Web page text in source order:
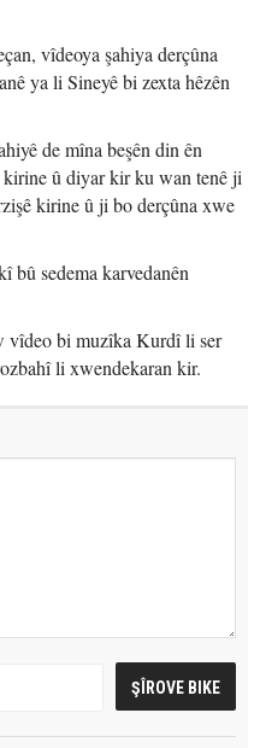
vîdeoya şahiya derçûna
ya li Sineyê bi zexta hêzên
de mîna beşên din ên
û diyar kir ku wan tenê ji
kirine û ji bo derçûna xwe
bû sedema karvedanên
vîdeo bi muzîka Kurdî li ser
li xwendekaran kir.